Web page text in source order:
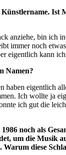
Ist
anziehe, bin ich
immer noch
eigentlich kann
Namen?
haben eigentlich
Ich wollte ja
ich gut die
noch als
um die Musik
diese